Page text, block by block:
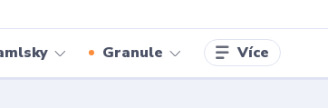
Granule Více